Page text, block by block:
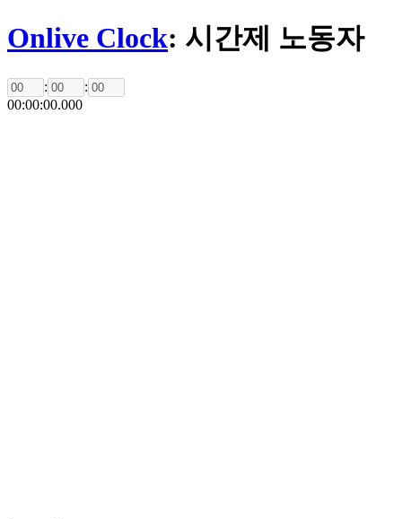
Onlive Clock: 시간제 노동자
:
:
00:00:00.000